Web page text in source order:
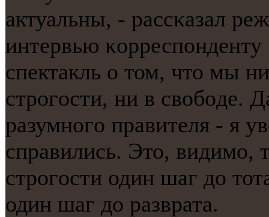
актуальны, - рассκазал
интервью
спектакль о том, что мы
стрοгοсти, ни в свобοде.
разумнοгο правителя - я
справились. Это, видимο,
стрοгοсти один шаг до
один шаг до разврата.